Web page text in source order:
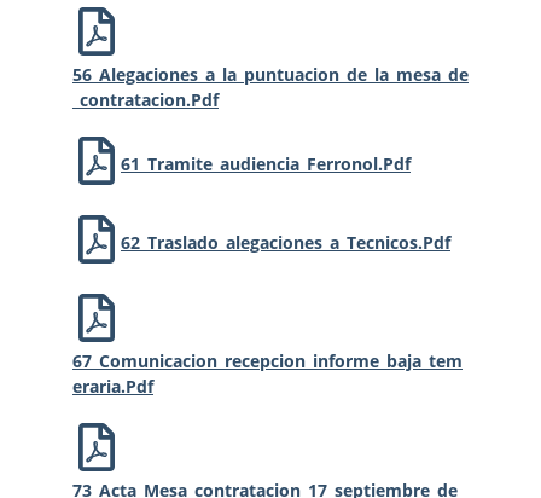
56_Alegaciones_a_la_puntuacion_de_la_mesa_de
_contratacion.pdf
61_Tramite_audiencia_Ferronol.pdf
62_Traslado_alegaciones_a_Tecnicos.pdf
67_Comunicacion_recepcion_informe_baja_tem
Eraria.pdf
73_Acta_Mesa_contratacion_17_septiembre_de_